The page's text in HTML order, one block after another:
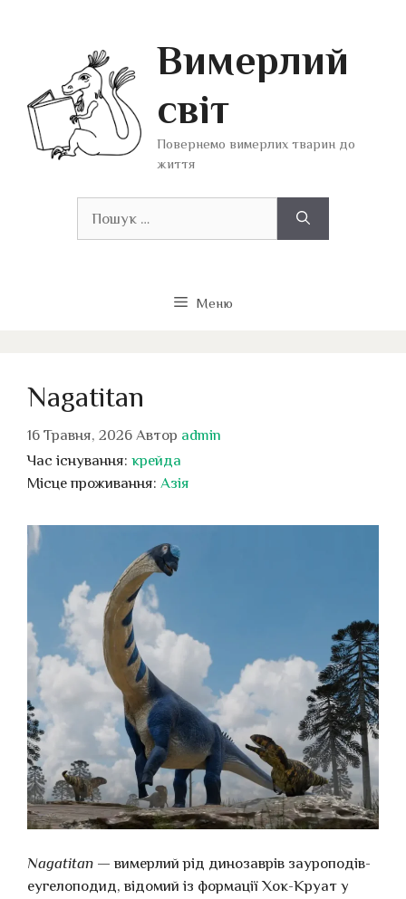
Вимерлий
світ
Повернемо вимерлих тварин до
життя
Меню
Nagatitan
16 Травня, 2026 Автор admin
Час існування: крейда
Місце проживання: Азія
Nagatitan — вимерлий рід динозаврів зауроподів-
еугелоподид, відомий із формації Хок-Круат у